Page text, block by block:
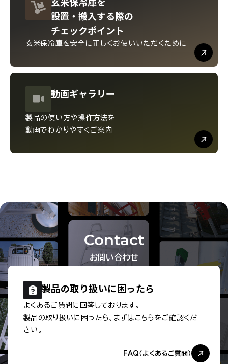
設置・ 搬入する際の
チェックポイント
玄米保冷庫を安全に 正しくお使いいただくために
動画ギャラリー
製品の使い方や操作方法を
動画でわかりやすくご案内
Contact
お問い合わせ
製品の取り扱いに困ったら
よくあるご質問に回答しております。
製品の取り扱いに困ったら、まずはこちらをご確認くだ
さい。
FAQ（よくあるご質問）